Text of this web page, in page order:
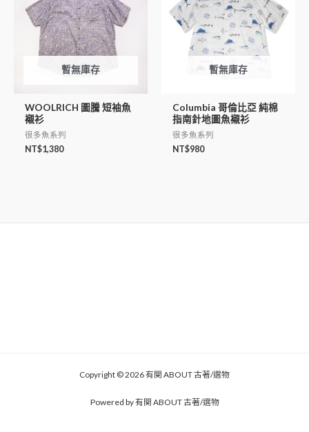
暫無庫存
WOOLRICH 圖騰 短袖魚
襯衫
很多魚系列
NT$1,380
暫無庫存
Columbia 哥倫比亞 純棉
指南針地圖魚襯衫
很多魚系列
NT$980
Copyright © 2026 有関 ABOUT 古著/選物
Powered by 有関 ABOUT 古著/選物